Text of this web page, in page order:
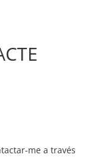
me a través